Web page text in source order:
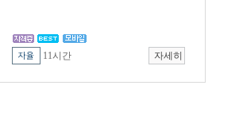
11시간